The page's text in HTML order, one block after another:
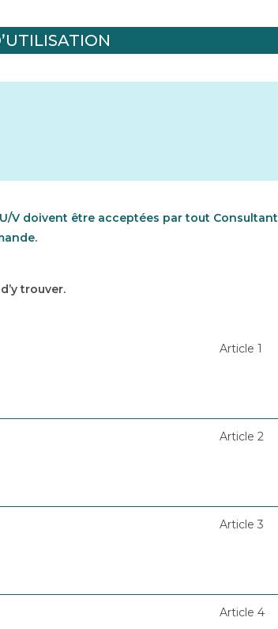
V doivent être acceptées par tout Consultant
trouver.
Article 1
Article 2
Article 3
Article 4